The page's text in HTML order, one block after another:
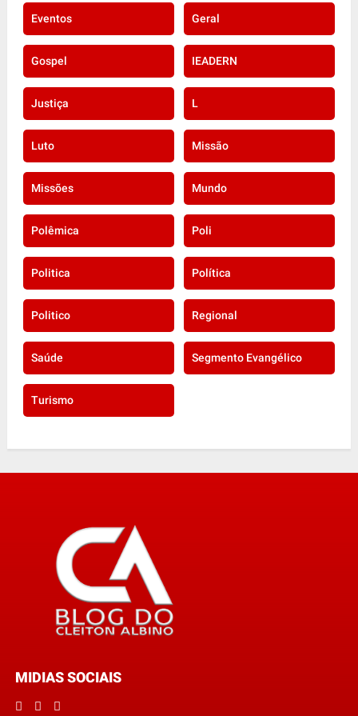
Eventos Geral
Gospel IEADERN
Justiça L
Luto Missão
Missões Mundo
Polêmica Poli
Politica Política
Politico Regional
Saúde Segmento Evangélico
Turismo
MIDIAS SOCIAIS